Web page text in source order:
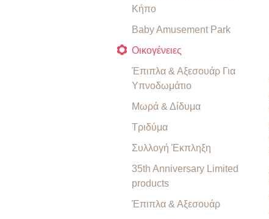
Κήπο
Baby Amusement Park
Οικογένειες
Έπιπλα & Αξεσουάρ Για
Υπνοδωμάτιο
Μωρά & Δίδυμα
Τριδύμα
Συλλογή Έκπληξη
35th Anniversary Limited
products
Έπιπλα & Αξεσουάρ